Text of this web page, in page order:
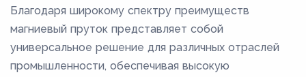
Благодаря широкому спектру преимуществ
магниевый пруток представляет собой
универсальное решение для различных отраслей
промышленности, обеспечивая высокую